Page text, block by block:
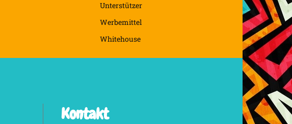
Unterstützer
Werbemittel
Whitehouse
Kontakt